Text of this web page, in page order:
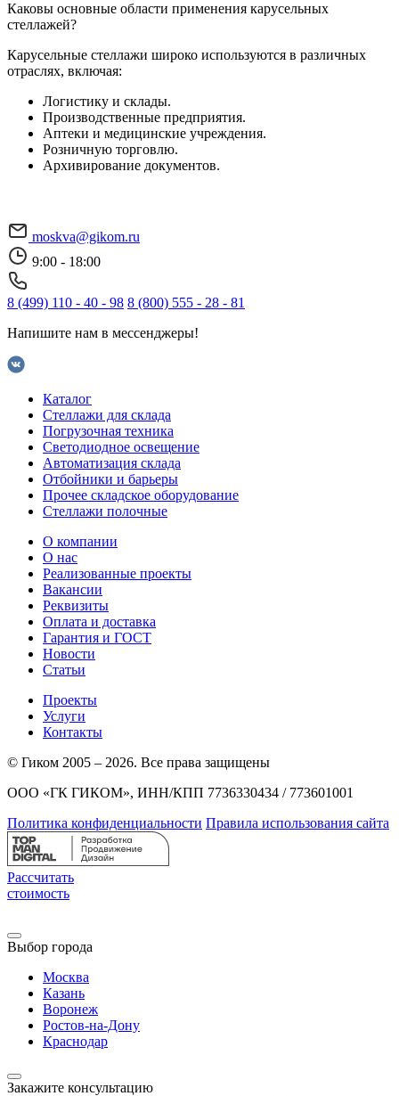
Каковы основные области применения карусельных
стеллажей?
Карусельные стеллажи широко используются в различных
отраслях, включая:
Логистику и склады.
Производственные предприятия.
Аптеки и медицинские учреждения.
Розничную торговлю.
Архивирование документов.
moskva@gikom.ru
9:00 - 18:00
8 (499) 110 - 40 - 98 8 (800) 555 - 28 - 81
Напишите нам в мессенджеры!
Каталог
Стеллажи для склада
Погрузочная техника
Светодиодное освещение
Автоматизация склада
Отбойники и барьеры
Прочее складское оборудование
Стеллажи полочные
О компании
О нас
Реализованные проекты
Вакансии
Реквизиты
Оплата и доставка
Гарантия и ГОСТ
Новости
Статьи
Проекты
Услуги
Контакты
© Гиком 2005 – 2026. Все права защищены
ООО «ГК ГИКОМ», ИНН/КПП 7736330434 / 773601001
Политика конфиденциальности Правила использования сайта
Рассчитать
стоимость
Выбор города
Москва
Казань
Воронеж
Ростов-на-Дону
Краснодар
Закажите консультацию